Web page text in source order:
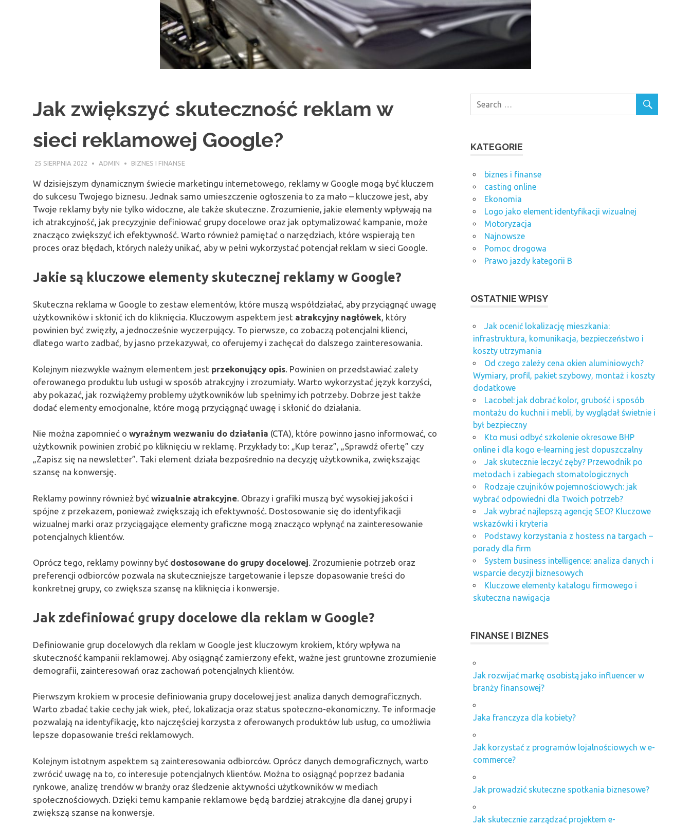
Jak zwiększyć skuteczność reklam w
sieci reklamowej Google?
25 SIERPNIA 2022 ADMIN BIZNES I FINANSE
W dzisiejszym dynamicznym świecie marketingu internetowego, reklamy w Google mogą być kluczem
do sukcesu Twojego biznesu. Jednak samo umieszczenie ogłoszenia to za mało – kluczowe jest, aby
Twoje reklamy były nie tylko widoczne, ale także skuteczne. Zrozumienie, jakie elementy wpływają na
ich atrakcyjność, jak precyzyjnie definiować grupy docelowe oraz jak optymalizować kampanie, może
znacząco zwiększyć ich efektywność. Warto również pamiętać o narzędziach, które wspierają ten
proces oraz błędach, których należy unikać, aby w pełni wykorzystać potencjał reklam w sieci Google.
Jakie są kluczowe elementy skutecznej reklamy w Google?
Skuteczna reklama w Google to zestaw elementów, które muszą współdziałać, aby przyciągnąć uwagę
użytkowników i skłonić ich do kliknięcia. Kluczowym aspektem jest atrakcyjny nagłówek, który
powinien być zwięzły, a jednocześnie wyczerpujący. To pierwsze, co zobaczą potencjalni klienci,
dlatego warto zadbać, by jasno przekazywał, co oferujemy i zachęcał do dalszego zainteresowania.
Kolejnym niezwykle ważnym elementem jest przekonujący opis . Powinien on przedstawiać zalety
oferowanego produktu lub usługi w sposób atrakcyjny i zrozumiały. Warto wykorzystać język korzyści,
aby pokazać, jak rozwiążemy problemy użytkowników lub spełnimy ich potrzeby. Dobrze jest także
dodać elementy emocjonalne, które mogą przyciągnąć uwagę i skłonić do działania.
Nie można zapomnieć o wyraźnym wezwaniu do działania (CTA), które powinno jasno informować, co
użytkownik powinien zrobić po kliknięciu w reklamę. Przykłady to: „Kup teraz”, „Sprawdź ofertę” czy
„Zapisz się na newsletter”. Taki element działa bezpośrednio na decyzję użytkownika, zwiększając
szansę na konwersję.
Reklamy powinny również być wizualnie atrakcyjne . Obrazy i grafiki muszą być wysokiej jakości i
spójne z przekazem, ponieważ zwiększają ich efektywność. Dostosowanie się do identyfikacji
wizualnej marki oraz przyciągające elementy graficzne mogą znacząco wpłynąć na zainteresowanie
potencjalnych klientów.
Oprócz tego, reklamy powinny być dostosowane do grupy docelowej. Zrozumienie potrzeb oraz
preferencji odbiorców pozwala na skuteczniejsze targetowanie i lepsze dopasowanie treści do
konkretnej grupy, co zwiększa szansę na kliknięcia i konwersje.
Jak zdefiniować grupy docelowe dla reklam w Google?
Definiowanie grup docelowych dla reklam w Google jest kluczowym krokiem, który wpływa na
skuteczność kampanii reklamowej. Aby osiągnąć zamierzony efekt, ważne jest gruntowne zrozumienie
demografii, zainteresowań oraz zachowań potencjalnych klientów.
Pierwszym krokiem w procesie definiowania grupy docelowej jest analiza danych demograficznych.
Warto zbadać takie cechy jak wiek, płeć, lokalizacja oraz status społeczno-ekonomiczny. Te informacje
pozwalają na identyfikację, kto najczęściej korzysta z oferowanych produktów lub usług, co umożliwia
lepsze dopasowanie treści reklamowych.
Kolejnym istotnym aspektem są zainteresowania odbiorców. Oprócz danych demograficznych, warto
zwrócić uwagę na to, co interesuje potencjalnych klientów. Można to osiągnąć poprzez badania
rynkowe, analizę trendów w branży oraz śledzenie aktywności użytkowników w mediach
społecznościowych. Dzięki temu kampanie reklamowe będą bardziej atrakcyjne dla danej grupy i
zwiększą szanse na konwersje.
KATEGORIE
biznes i finanse
casting online
Ekonomia
Logo jako element identyfikacji wizualnej
Motoryzacja
Najnowsze
Pomoc drogowa
Prawo jazdy kategorii B
OSTATNIE WPISY
Jak ocenić lokalizację mieszkania:
infrastruktura, komunikacja, bezpieczeństwo i
koszty utrzymania
Od czego zależy cena okien aluminiowych?
Wymiary, profil, pakiet szybowy, montaż i koszty
dodatkowe
Lacobel: jak dobrać kolor, grubość i sposób
montażu do kuchni i mebli, by wyglądał świetnie i
był bezpieczny
Kto musi odbyć szkolenie okresowe BHP
online i dla kogo e-learning jest dopuszczalny
Jak skutecznie leczyć zęby? Przewodnik po
metodach i zabiegach stomatologicznych
Rodzaje czujników pojemnościowych: jak
wybrać odpowiedni dla Twoich potrzeb?
Jak wybrać najlepszą agencję SEO? Kluczowe
wskazówki i kryteria
Podstawy korzystania z hostess na targach –
porady dla firm
System business intelligence: analiza danych i
wsparcie decyzji biznesowych
Kluczowe elementy katalogu firmowego i
skuteczna nawigacja
FINANSE I BIZNES
Jak rozwijać markę osobistą jako influencer w
branży finansowej?
Jaka franczyza dla kobiety?
Jak korzystać z programów lojalnościowych w e-
commerce?
Jak prowadzić skuteczne spotkania biznesowe?
Jak skutecznie zarządzać projektem e-